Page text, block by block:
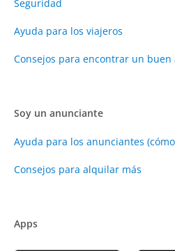
Seguridad
Ayuda para los viajeros
Consejos para encontrar un
Soy un anunciante
Ayuda para los anunciantes
Consejos para alquilar más
Apps